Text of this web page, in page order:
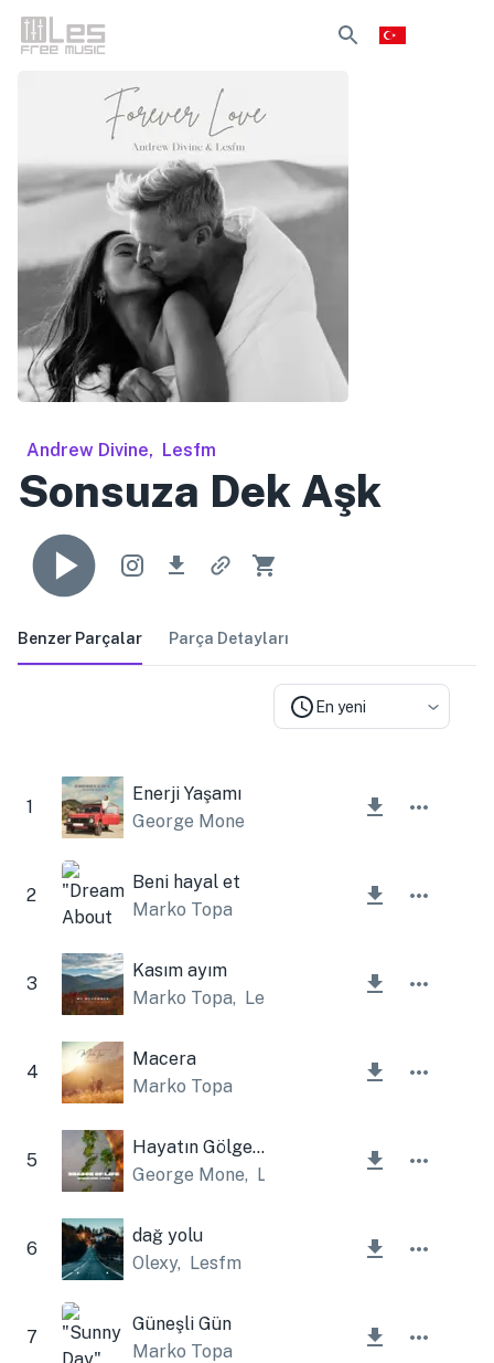
Andrew Divine, Lesfm
Sonsuza Dek Aşk
Benzer Parçalar Parça Detayları
En yeni
1
Enerji Yaşamı
George Mone
2
Beni hayal et
Marko Topa
3
Kasım ayım
Marko Topa, Lesfm
4
Macera
Marko Topa
5
Hayatın Gölgesi
George Mone, Lesfm
6
dağ yolu
Olexy, Lesfm
7
Güneşli Gün
Marko Topa